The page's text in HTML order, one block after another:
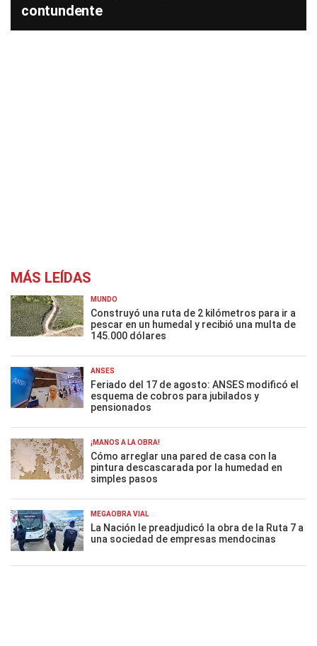
contundente
MÁS LEÍDAS
MUNDO
Construyó una ruta de 2 kilómetros para ir a
pescar en un humedal y recibió una multa de
145.000 dólares
ANSES
Feriado del 17 de agosto: ANSES modificó el
esquema de cobros para jubilados y
pensionados
¡MANOS A LA OBRA!
Cómo arreglar una pared de casa con la
pintura descascarada por la humedad en
simples pasos
MEGAOBRA VIAL
La Nación le preadjudicó la obra de la Ruta 7 a
una sociedad de empresas mendocinas